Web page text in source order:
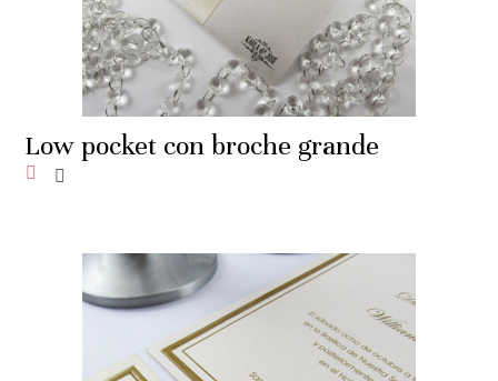
Low pocket con broche grande
Añadir a la lista de deseos